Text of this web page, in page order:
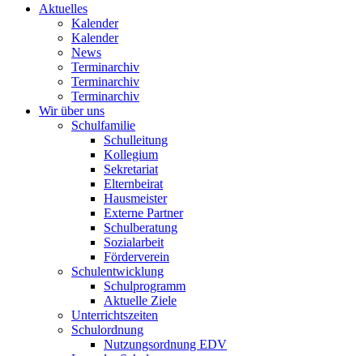
Aktuelles
Kalender
Kalender
News
Terminarchiv
Terminarchiv
Terminarchiv
Wir über uns
Schulfamilie
Schulleitung
Kollegium
Sekretariat
Elternbeirat
Hausmeister
Externe Partner
Schulberatung
Sozialarbeit
Förderverein
Schulentwicklung
Schulprogramm
Aktuelle Ziele
Unterrichtszeiten
Schulordnung
Nutzungsordnung EDV